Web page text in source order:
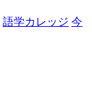
語学カレッジ 今